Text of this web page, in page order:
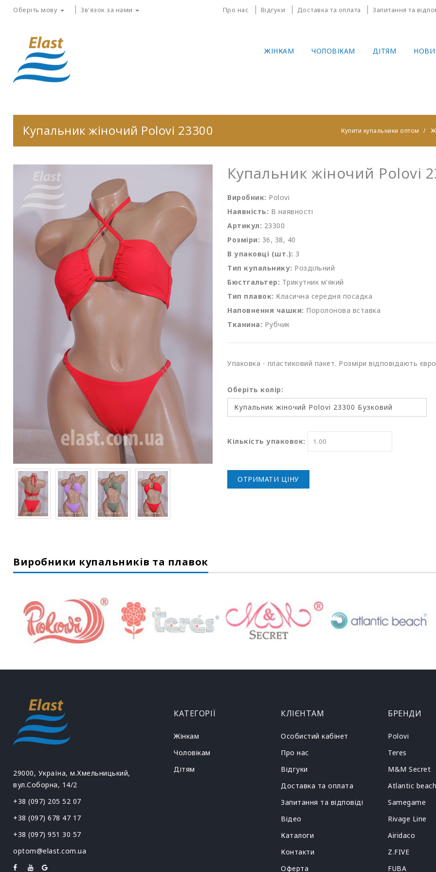
Оберіть мову Зв'язок за нами Про нас Відгуки Доставка та оплата Запитання та
ЖІНКАМ ЧОЛОВІКАМ ДІТЯМ
Купальник жіночий Polovi 23300 Купити купальники оптом
Купальник жіночий Polovi
Виробник: Polovi
Наявність: В наявності
Артикул: 23300
Розміри: 36, 38, 40
В упаковці (шт.): 3
Тип купальнику: Роздільний
Бюстгальтер: Трикутник м'який
Тип плавок: Класична середня посадка
Наповнення чашки: Поролонова вставка
Тканина: Рубчик
Упаковка - пластиковий пакет. Розміри відповідають
Оберіть колір:
Кількість упаковок:
ОТРИМАТИ ЦІНУ
Виробники купальників та плавок
29000, Україна, м.Хмельницький,
вул.Соборна, 14/2
+38 (097) 205 52 07
+38 (097) 678 47 17
+38 (097) 951 30 57
optom@elast.com.ua
КАТЕГОРІЇ
Жінкам
Чоловікам
Дітям
КЛІЄНТАМ
Особистий кабінет
Про нас
Відгуки
Доставка та оплата
Запитання та відповіді
Відео
Каталоги
Контакти
Оферта
БРЕНДИ
Polovi
Teres
M&M Secret
Atlantic beach
Samegame
Rivage Line
Airidaco
Z.FIVE
FUBA